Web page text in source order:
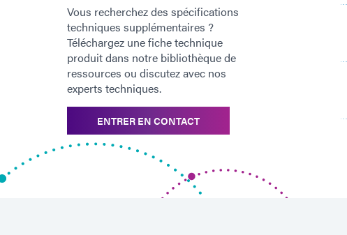
Vous recherchez des spécifications
techniques supplémentaires ?
Téléchargez une fiche technique
produit dans notre bibliothèque de
ressources ou discutez avec nos
experts techniques.
ENTRER EN CONTACT